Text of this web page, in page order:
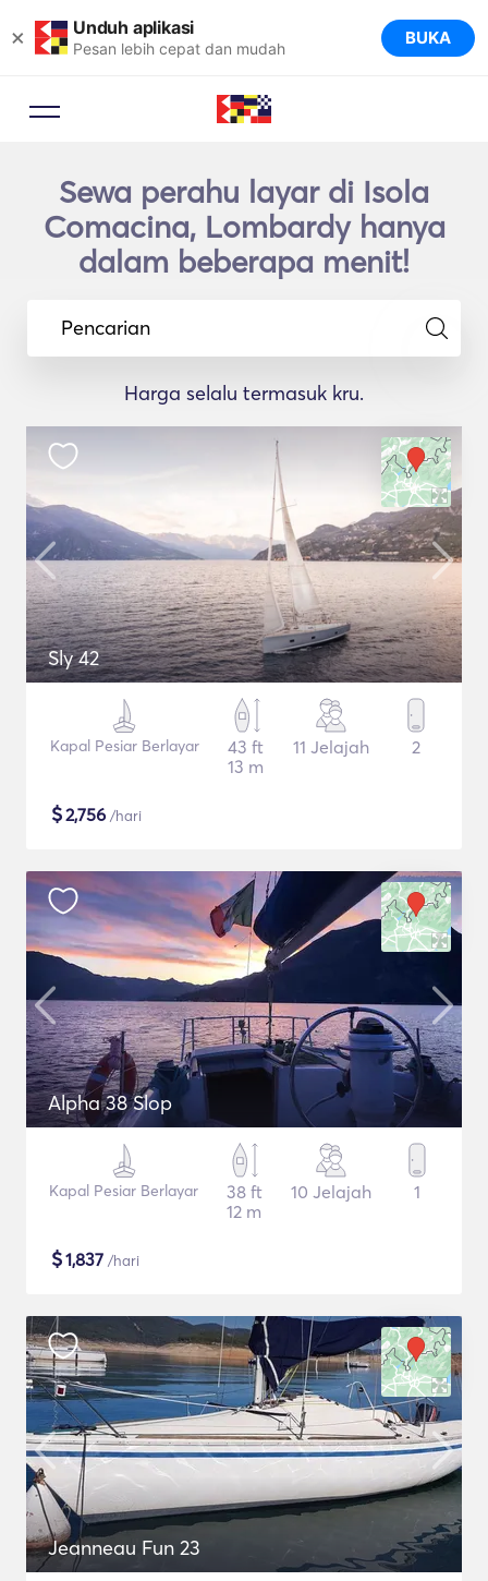
× Unduh aplikasi
Pesan lebih cepat dan mudah BUKA
Sewa perahu layar di Isola
Comacina, Lombardy hanya
dalam beberapa menit!
Pencarian
Harga selalu termasuk kru.
Sly 42
Kapal Pesiar Berlayar
43 ft
13 m
11 Jelajah 2
$2,756 /hari
Alpha 38 Slop
Kapal Pesiar Berlayar
38 ft
12 m
10 Jelajah 1
$1,837 /hari
Jeanneau Fun 23